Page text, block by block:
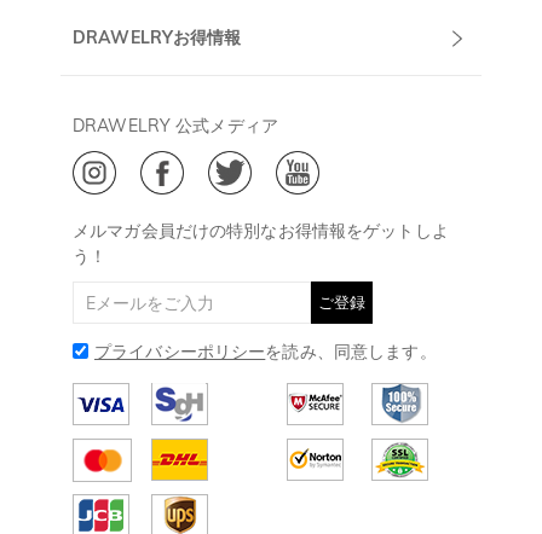
ご利用規約
ご特定商取引法に基づく表示
発送について
ジュエリーお手入れ
Drawelry Blog
DRAWELRYお得情報
会員・ポイントについて
メルマガ会員だけの特別なお得情報をゲットしよ
う！
ご登録
プライバシーポリシーを読み、同意します。
DRAWELRY 公式メディア